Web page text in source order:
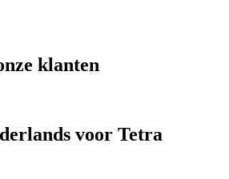
klanten
voor Tetra